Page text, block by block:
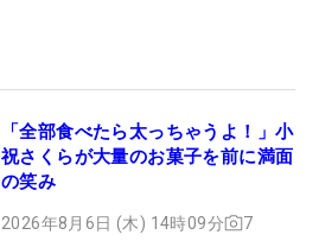
「全部食べたら太っちゃうよ！」小
祝さくらが大量のお菓子を前に満面
の笑み
2026年8月6日 (木) 14時09分 7